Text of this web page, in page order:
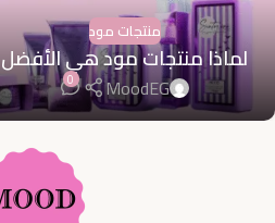
منتجات مود
لماذا منتجات مود هي الأفضل
MoodEG
0